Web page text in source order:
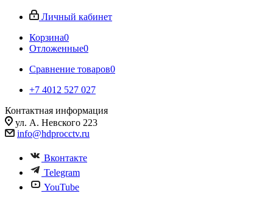
Личный кабинет
Корзина0
Отложенные0
Сравнение товаров0
+7 4012 527 027
Контактная информация
ул. А. Невского 223
info@hdprocctv.ru
Вконтакте
Telegram
YouTube